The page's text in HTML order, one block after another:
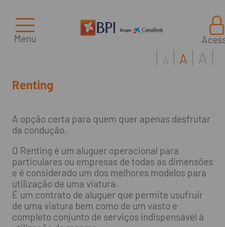
Menu
Renting
A A A
A opção certa para quem quer apenas desfrutar
da condução.
O Renting é um aluguer operacional para
particulares ou empresas de todas as dimensões
e é considerado um dos melhores modelos para
utilização de uma viatura.
É um contrato de aluguer que permite usufruir
de uma viatura bem como de um vasto e
completo conjunto de serviços indispensável à